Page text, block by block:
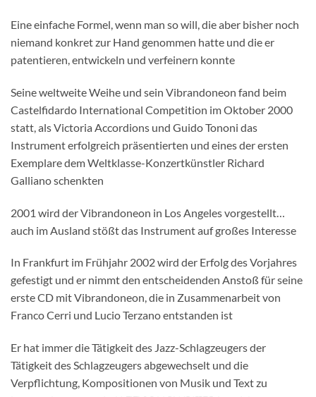
Eine einfache Formel, wenn man so will, die aber bisher noch
niemand konkret zur Hand genommen hatte und die er
patentieren, entwickeln und verfeinern konnte
Seine weltweite Weihe und sein Vibrandoneon fand beim
Castelfidardo International Competition im Oktober 2000
statt, als Victoria Accordions und Guido Tononi das
Instrument erfolgreich präsentierten und eines der ersten
Exemplare dem Weltklasse-Konzertkünstler Richard
Galliano schenkten
2001 wird der Vibrandoneon in Los Angeles vorgestellt…
auch im Ausland stößt das Instrument auf großes Interesse
In Frankfurt im Frühjahr 2002 wird der Erfolg des Vorjahres
gefestigt und er nimmt den entscheidenden Anstoß für seine
erste CD mit Vibrandoneon, die in Zusammenarbeit von
Franco Cerri und Lucio Terzano entstanden ist
Er hat immer die Tätigkeit des Jazz-Schlagzeugers der
Tätigkeit des Schlagzeugers abgewechselt und die
Verpflichtung, Kompositionen von Musik und Text zu